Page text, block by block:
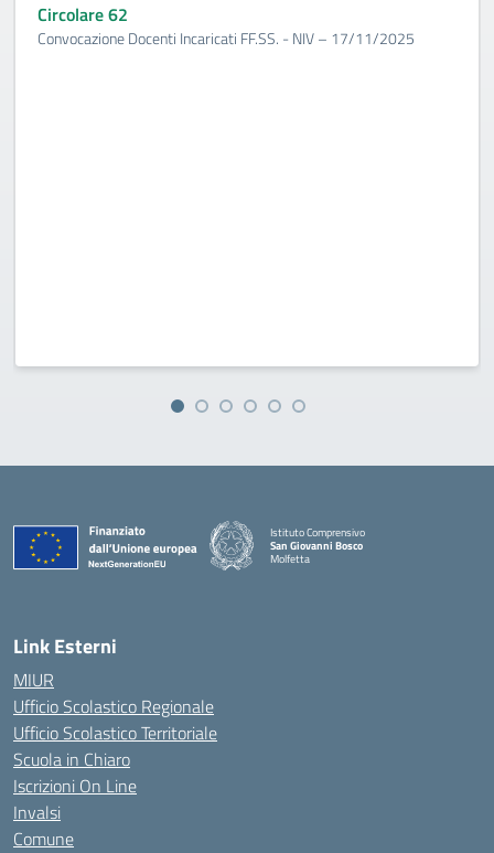
Circolare 62
Convocazione Docenti Incaricati FF.SS. - NIV – 17/11/2025
Istituto Comprensivo
San Giovanni Bosco
Molfetta
Link Esterni
MIUR
Ufficio Scolastico Regionale
Ufficio Scolastico Territoriale
Scuola in Chiaro
Iscrizioni On Line
Invalsi
Comune